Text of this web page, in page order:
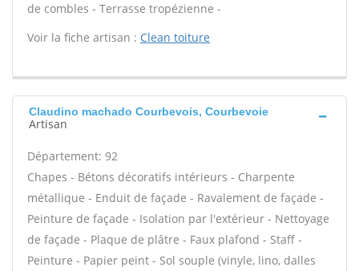
de combles - Terrasse tropézienne -
Voir la fiche artisan : Clean toiture
Claudino machado Courbevois, Courbevoie
Artisan
Département: 92
Chapes - Bétons décoratifs intérieurs - Charpente
métallique - Enduit de façade - Ravalement de façade -
Peinture de façade - Isolation par l'extérieur - Nettoyage
de façade - Plaque de plâtre - Faux plafond - Staff -
Peinture - Papier peint - Sol souple (vinyle, lino, dalles